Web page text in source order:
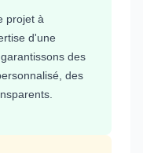
projet à
d'une
des
des